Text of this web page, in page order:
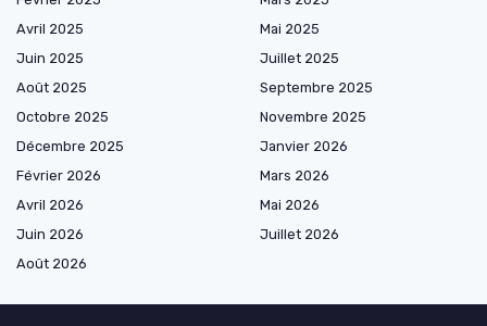
Avril 2025
Mai 2025
Juin 2025
Juillet 2025
Août 2025
Septembre 2025
Octobre 2025
Novembre 2025
Décembre 2025
Janvier 2026
Février 2026
Mars 2026
Avril 2026
Mai 2026
Juin 2026
Juillet 2026
Août 2026